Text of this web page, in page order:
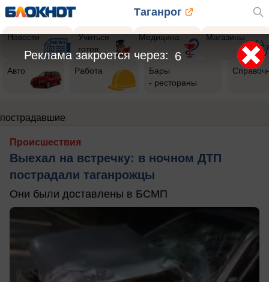
Таганрог
Новости
Учиться
готов
Медицина Магазины
Авто Работа
Бары
- рестораны
пострадавшие
Происшествия
Выехал на встречку: в ночном ДТП
пострадали таганрожцы
Они были доставлены в БСМП
5
Реклама закроется через: